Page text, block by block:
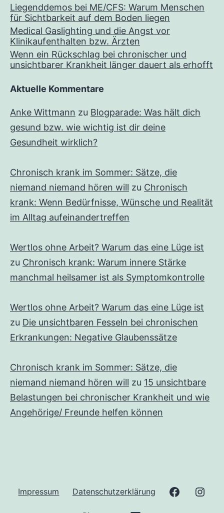
Liegenddemos bei ME/CFS: Warum Menschen
für Sichtbarkeit auf dem Boden liegen
Medical Gaslighting und die Angst vor
Klinikaufenthalten bzw. Ärzten
Wenn ein Rückschlag bei chronischer und
unsichtbarer Krankheit länger dauert als erhofft
Aktuelle Kommentare
Anke Wittmann zu Blogparade: Was hält dich
gesund bzw. wie wichtig ist dir deine
Gesundheit wirklich?
Chronisch krank im Sommer: Sätze, die
niemand niemand hören will zu Chronisch
krank: Wenn Bedürfnisse, Wünsche und Realität
im Alltag aufeinandertreffen
Wertlos ohne Arbeit? Warum das eine Lüge ist
zu Chronisch krank: Warum innere Stärke
manchmal heilsamer ist als Symptomkontrolle
Wertlos ohne Arbeit? Warum das eine Lüge ist
zu Die unsichtbaren Fesseln bei chronischen
Erkrankungen: Negative Glaubenssätze
Chronisch krank im Sommer: Sätze, die
niemand niemand hören will zu 15 unsichtbare
Belastungen bei chronischer Krankheit und wie
Angehörige/ Freunde helfen können
Impressum Datenschutzerklärung Facebook